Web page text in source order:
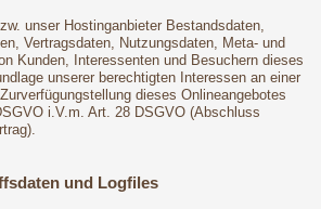
unser Hostinganbieter Bestandsdaten,
Vertragsdaten, Nutzungsdaten, Meta- und
Kunden, Interessenten und Besuchern dieses
unserer berechtigten Interessen an einer
dieses Onlineangebotes
i.V.m. Art. 28 DSGVO (Abschluss
und Logfiles